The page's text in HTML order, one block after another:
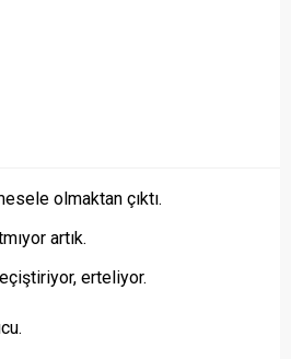
olmaktan çıktı.
artık.
erteliyor.